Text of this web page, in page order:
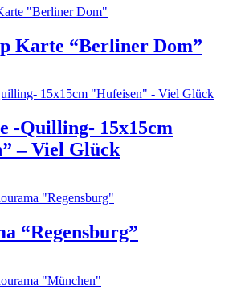
Karte “Berliner Dom”
-Quilling- 15x15cm
– Viel Glück
“Regensburg”